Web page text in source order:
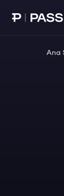
Paribu Pass
Ana